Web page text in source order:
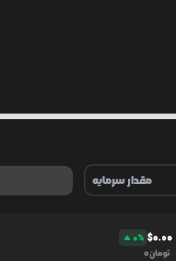
0% $0.00
0تومان